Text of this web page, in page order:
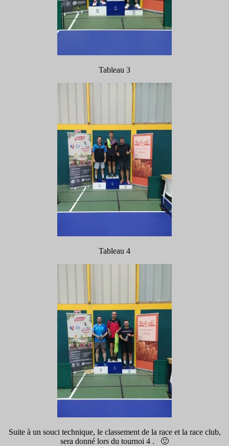
Tableau 3
Tableau 4
Suite à un souci technique, le classement de la race et la race club,
sera donné lors du tournoi 4 . 🙂